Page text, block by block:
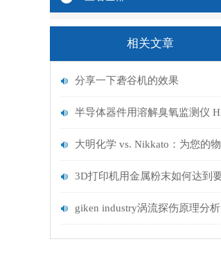
相关文章
分享一下砻谷机的效果
giken industry涡流探伤原理分析